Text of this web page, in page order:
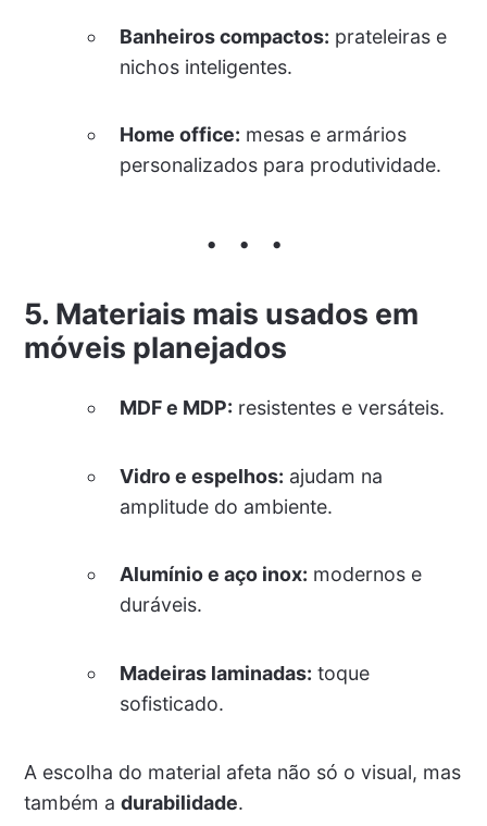
Banheiros compactos: prateleiras e
nichos inteligentes.
Home office: mesas e armários
personalizados para produtividade.
5. Materiais mais usados em
móveis planejados
MDF e MDP: resistentes e versáteis.
Vidro e espelhos: ajudam na
amplitude do ambiente.
Alumínio e aço inox: modernos e
duráveis.
Madeiras laminadas: toque
sofisticado.
A escolha do material afeta não só o visual, mas
também a durabilidade.